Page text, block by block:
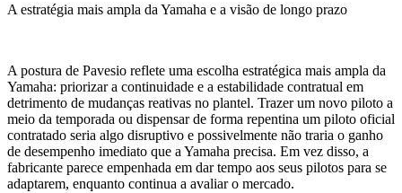
A estratégia mais ampla da Yamaha e a visão de longo prazo
A postura de Pavesio reflete uma escolha estratégica mais ampla da
Yamaha: priorizar a continuidade e a estabilidade contratual em
detrimento de mudanças reativas no plantel. Trazer um novo piloto a
meio da temporada ou dispensar de forma repentina um piloto oficial
contratado seria algo disruptivo e possivelmente não traria o ganho
de desempenho imediato que a Yamaha precisa. Em vez disso, a
fabricante parece empenhada em dar tempo aos seus pilotos para se
adaptarem, enquanto continua a avaliar o mercado.